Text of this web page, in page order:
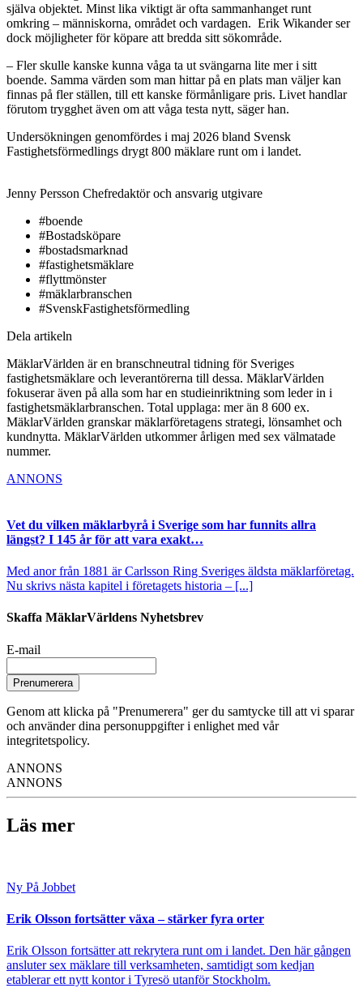
själva objektet. Minst lika viktigt är ofta sammanhanget runt
omkring – människorna, området och vardagen. Erik Wikander ser
dock möjligheter för köpare att bredda sitt sökområde.
– Fler skulle kanske kunna våga ta ut svängarna lite mer i sitt
boende. Samma värden som man hittar på en plats man väljer kan
finnas på fler ställen, till ett kanske förmånligare pris. Livet handlar
förutom trygghet även om att våga testa nytt, säger han.
Undersökningen genomfördes i maj 2026 bland Svensk
Fastighetsförmedlings drygt 800 mäklare runt om i landet.
Jenny Persson Chefredaktör och ansvarig utgivare
#boende
#Bostadsköpare
#bostadsmarknad
#fastighetsmäklare
#flyttmönster
#mäklarbranschen
#SvenskFastighetsförmedling
Dela artikeln
MäklarVärlden är en branschneutral tidning för Sveriges
fastighetsmäklare och leverantörerna till dessa. MäklarVärlden
fokuserar även på alla som har en studieinriktning som leder in i
fastighetsmäklarbranschen. Total upplaga: mer än 8 600 ex.
MäklarVärlden granskar mäklarföretagens strategi, lönsamhet och
kundnytta. MäklarVärlden utkommer årligen med sex välmatade
nummer.
ANNONS
Vet du vilken mäklarbyrå i Sverige som har funnits allra
längst? I 145 år för att vara exakt…
Med anor från 1881 är Carlsson Ring Sveriges äldsta mäklarföretag.
Nu skrivs nästa kapitel i företagets historia – [...]
Skaffa MäklarVärldens Nyhetsbrev
E-mail
Prenumerera
Genom att klicka på "Prenumerera" ger du samtycke till att vi sparar
och använder dina personuppgifter i enlighet med vår
integritetspolicy.
ANNONS
ANNONS
Läs mer
Ny På Jobbet
Erik Olsson fortsätter växa – stärker fyra orter
Erik Olsson fortsätter att rekrytera runt om i landet. Den här gången
ansluter sex mäklare till verksamheten, samtidigt som kedjan
etablerar ett nytt kontor i Tyresö utanför Stockholm.